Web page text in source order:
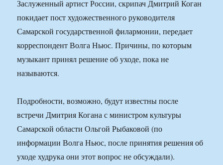
Заслуженный артист России, скрипач Дмитрий Коган
покидает пост художественного руководителя
Самарской государственной филармонии, передает
корреспондент Волга Ньюс. Причины, по которым
музыкант принял решение об уходе, пока не
называются.
Подробности, возможно, будут известны после
встречи Дмитрия Когана с министром культуры
Самарской области Ольгой Рыбаковой (по
информации Волга Ньюс, после принятия решения об
уходе худрука они этот вопрос не обсуждали).